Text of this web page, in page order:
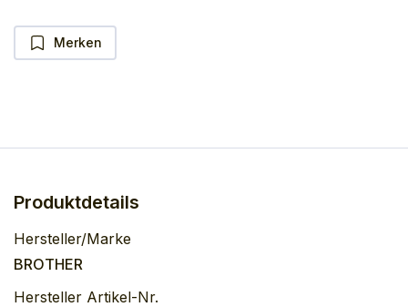
Merken
Produktdetails
Hersteller/Marke
BROTHER
Hersteller Artikel-Nr.